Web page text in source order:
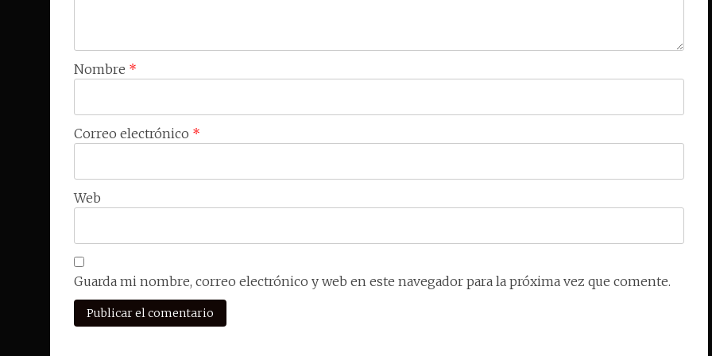
Nombre *
Correo electrónico *
Web
Guarda mi nombre, correo electrónico y web en este navegador para la próxima vez que comente.